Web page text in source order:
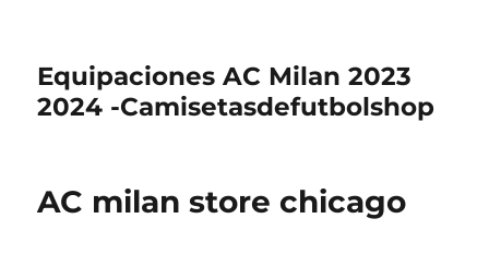
Equipaciones AC Milan 2023
2024 -Camisetasdefutbolshop
AC milan store chicago